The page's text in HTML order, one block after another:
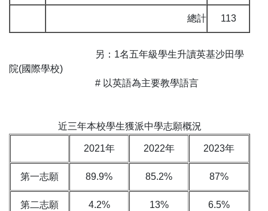
總計 113
另：1名五年級學生升讀英基沙田學
院(國際學校)
# 以英語為主要教學語言
近三年本校學生獲派中學志願概況
2021年 2022年 2023年
第一志願 89.9% 85.2% 87%
第二志願 4.2% 13% 6.5%